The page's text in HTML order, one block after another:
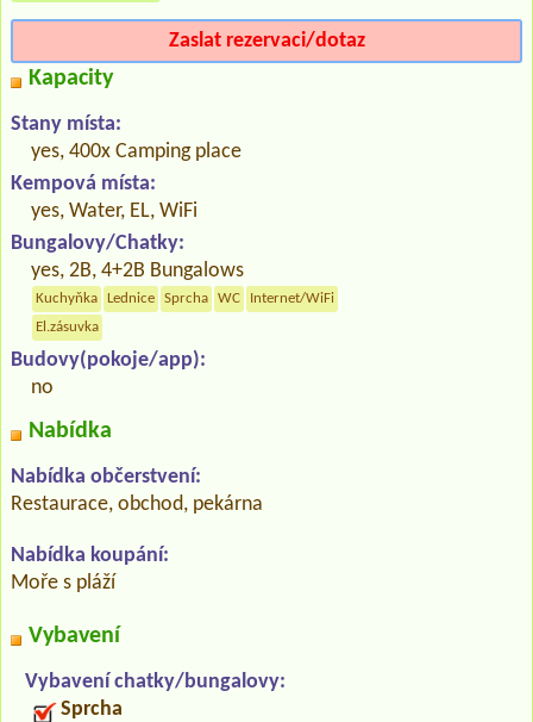
Zaslat rezervaci/dotaz
Kapacity
Stany místa:
yes, 400x Camping place
Kempová místa:
yes, Water, EL, WiFi
Bungalovy/Chatky:
yes, 2B, 4+2B Bungalows
Kuchyňka Lednice Sprcha WC
Internet/WiFi
El.zásuvka
Budovy(pokoje/app):
no
Nabídka
Nabídka občerstvení:
Restaurace, obchod, pekárna
Nabídka koupání:
Moře s pláží
Vybavení
Vybavení chatky/bungalovy:
Sprcha